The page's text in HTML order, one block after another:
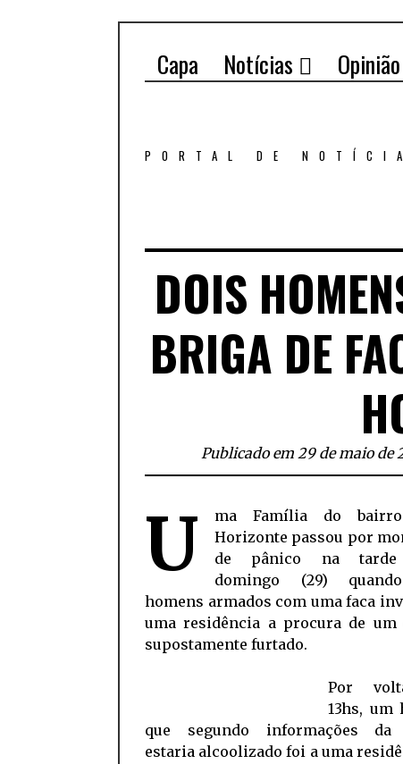
Capa Notícias Opinião
PORTAL DE
DOIS
BRIGA DE
Publicado em 29 de maio de
U
ma Família do
Horizonte passou por
de pânico na tarde
domingo (29)
homens armados com uma faca
uma residência a procura de um
supostamente furtado.
Por
13hs, um
que segundo informações da
estaria alcoolizado foi a uma